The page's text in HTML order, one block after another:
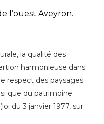
l’ouest Aveyron.
la qualité des
harmonieuse dans
respect des paysages
que du patrimoine
du 3 janvier 1977, sur